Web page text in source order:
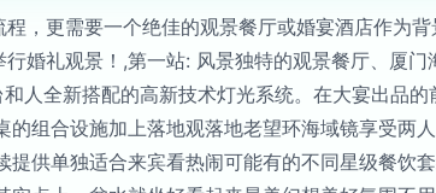
，更需要一个绝佳的观景餐厅或婚宴酒店作为
婚礼观景！,第一站: 风景独特的观景餐厅、厦
人全新搭配的高新技术灯光系统。在大宴出品
组合设施加上落地观落地老望环海域镜享受两
供单独适合来宾看热闹可能有的不同星级餐饮